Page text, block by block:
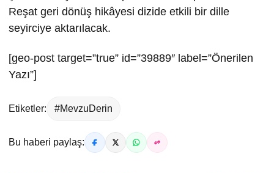
Reşat geri dönüş hikâyesi dizide etkili bir dille
seyirciye aktarılacak.
[geo-post target=”true” id=”39889″ label=”Önerilen
Yazı”]
Etiketler: #MevzuDerin
Bu haberi paylaş: